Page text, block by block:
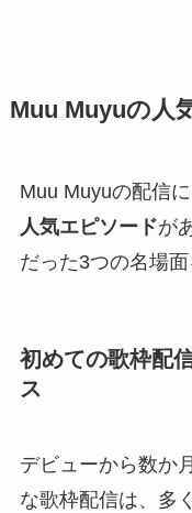
Muu Muyuの人
Muu Muyuの配信
人気エピソードが
だった3つの名場面
初めての歌枠配
ス
デビューから数か
な歌枠配信は、多